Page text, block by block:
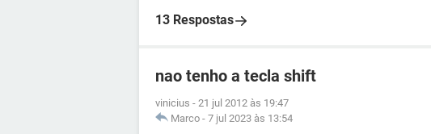
13 Respostas
nao tenho a tecla shift
vinicius - 21 jul 2012 às 19:47
Marco - 7 jul 2023 às 13:54